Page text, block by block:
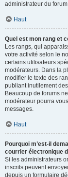
administrateur du
Haut
Quel est mon rang et
Les rangs, qui
votre activité selon le
certains utilisateurs
modérateurs. Dans la
modifier le texte des
publiant inutilement
Beaucoup de forums
modérateur pourra
messages.
Haut
Pourquoi m’est-il
courrier électronique
Si les administrateurs
inscrits peuvent
depuis un formulaire